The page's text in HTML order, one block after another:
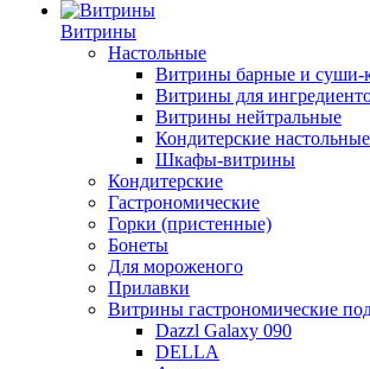
Витрины
Настольные
Витрины барные и суши-
Витрины для
Витрины нейтральные
Кондитерские настольные
Шкафы-витрины
Кондитерские
Гастрономические
Горки (пристенные)
Бонеты
Для мороженого
Прилавки
Витрины гастрономические
Dazzl Galaxy 090
DELLA